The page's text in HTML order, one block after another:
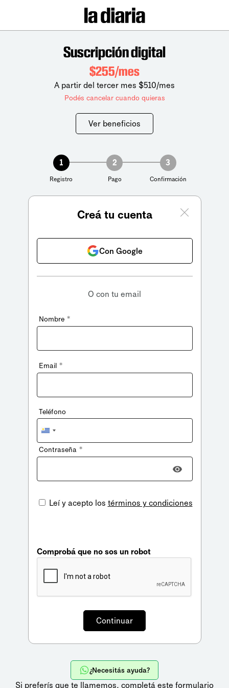
Suscripción digital
$255/mes
A partir del tercer mes $510/mes
Podés cancelar cuando quieras
Ver beneficios
1
Registro
2
Pago
3
Confirmación
Creá tu cuenta
Con Google
O con tu email
Nombre *
Email *
Teléfono
Uruguay
+598
Contraseña *
Leí y acepto los términos y condiciones
Comprobá que no sos un robot
¿Necesitás ayuda?
Si preferís que te llamemos, completá este formulario